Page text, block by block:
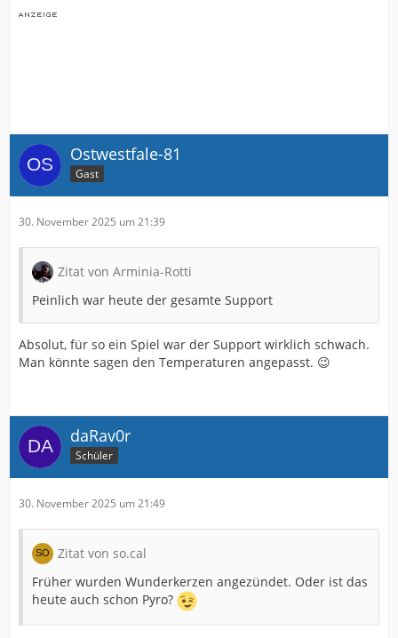
Ostwestfale-81
Gast
30. November 2025 um 21:39
Zitat von Arminia-Rotti
Peinlich war heute der gesamte Support
Absolut, für so ein Spiel war der Support wirklich schwach.
Man könnte sagen den Temperaturen angepasst. 😉
daRav0r
Schüler
30. November 2025 um 21:49
Zitat von so.cal
Früher wurden Wunderkerzen angezündet. Oder ist das
heute auch schon Pyro?